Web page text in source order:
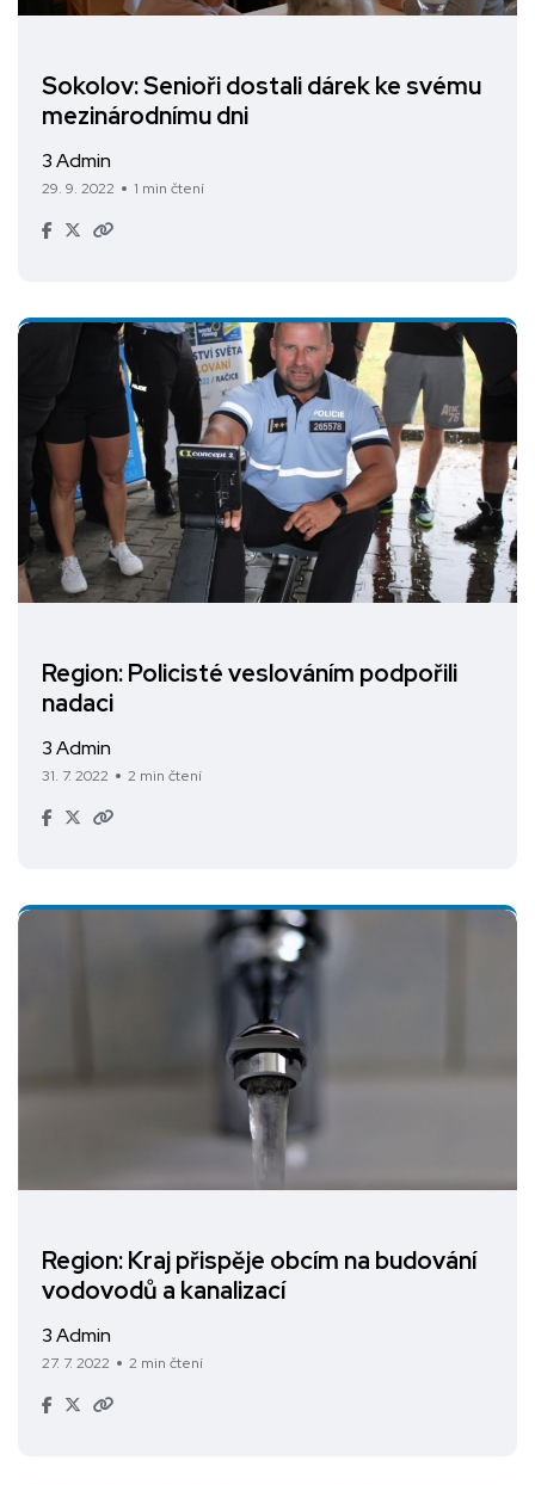
Sokolov: Senioři dostali dárek ke svému
mezinárodnímu dni
3 Admin
29. 9. 2022 1 min čtení
Region: Policisté veslováním podpořili
nadaci
3 Admin
31. 7. 2022 2 min čtení
Region: Kraj přispěje obcím na budování
vodovodů a kanalizací
3 Admin
27. 7. 2022 2 min čtení